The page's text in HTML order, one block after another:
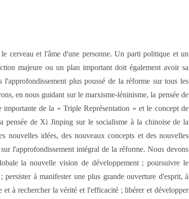
cerveau et l'âme d'une personne. Un parti politique et un
majeure ou un plan important doit également avoir sa
plus poussé de la réforme sur tous les
en nous guidant sur le marxisme-léninisme, la pensée de
de la « Triple Représentation » et le concept de
pensée de Xi Jinping sur le socialisme à la chinoise de la
nouvelles idées, des nouveaux concepts et des nouvelles
l'approfondissement intégral de la réforme. Nous devons
la nouvelle vision de développement ; poursuivre le
à manifester une plus grande ouverture d'esprit, à
à rechercher la vérité et l'efficacité ; libérer et développer